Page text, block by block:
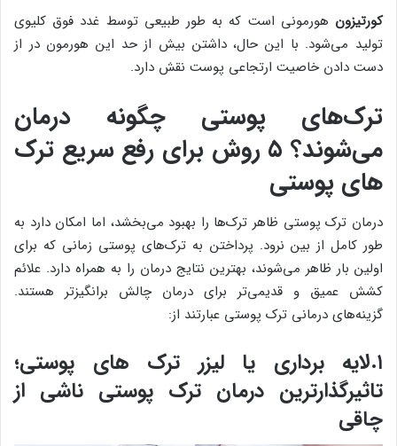
کورتیزون هورمونی است که به طور طبیعی توسط غدد فوق کلیوی
تولید می‌شود. با این حال، داشتن بیش از حد این هورمون در از
دست دادن خاصیت ارتجاعی پوست نقش دارد.
ترک‌های پوستی چگونه درمان
می‌شوند؟ ۵ روش برای رفع سریع ترک
های پوستی
درمان ترک پوستی ظاهر ‌ترک‌ها را بهبود می‌بخشد، اما امکان دارد به
طور کامل از بین نرود. پرداختن به ‌ترک‌های پوستی زمانی که برای
اولین بار ظاهر می‌شوند، بهترین نتایج درمان را به همراه دارد. علائم
کشش عمیق و قدیمی‌تر برای درمان چالش برانگیزتر هستند.
گزینه‌های درمانی ترک پوستی عبارتند از:
۱.لایه برداری یا لیزر ترک های پوستی؛
تاثیرگذارترین درمان ترک پوستی ناشی از
چاقی